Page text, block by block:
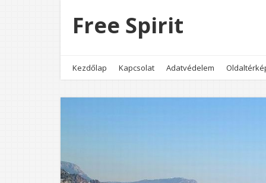
Free Spirit
Kezdőlap Kapcsolat Adatvédelem